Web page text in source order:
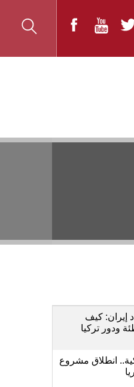
إيران: كيف
ودور تركيا
انطلاق مشروع